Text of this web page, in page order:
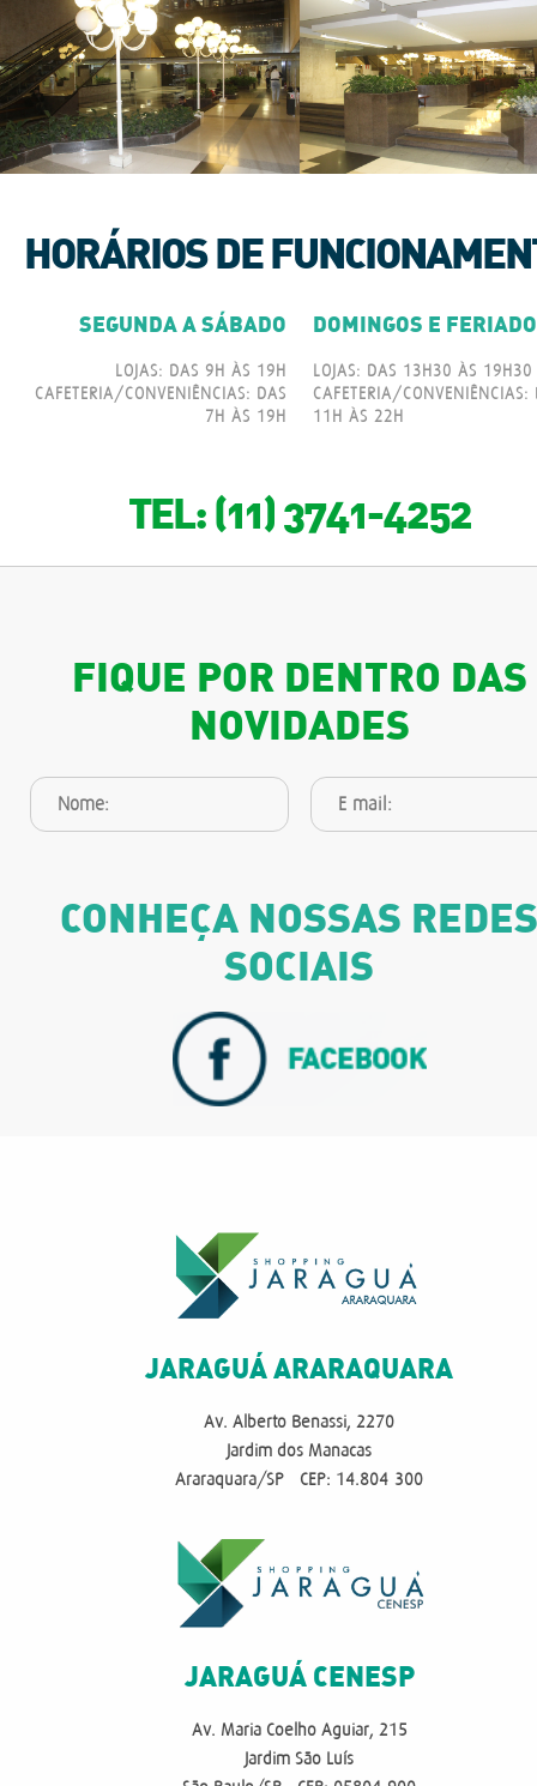
HORÁRIOS DE
SEGUNDA A SÁBADO
LOJAS: DAS 9H ÀS 19H
CAFETERIA/CONVENIÊNCIAS: DAS
7H ÀS 19H
DOMINGOS E
LOJAS: DAS 13H30 ÀS 19H30
CAFETERIA/CONVENIÊNCIAS:
11H ÀS 22H
TEL: (11) 3741-4252
FIQUE POR DENTRO DAS
NOVIDADES
CONHEÇA NOSSAS
SOCIAIS
JARAGUÁ ARARAQUARA
Av. Alberto Benassi, 2270
Jardim dos Manacas
Araraquara/SP - CEP: 14.804-300
JARAGUÁ CENESP
Av. Maria Coelho Aguiar, 215
Jardim São Luís